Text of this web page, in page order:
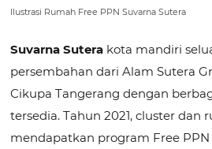
Ilustrasi Rumah Free PPN Suvarna Sutera
Suvarna Sutera kota mandiri
persembahan dari Alam Sutera
Cikupa Tangerang dengan
tersedia. Tahun 2021, cluster dan
mendapatkan program Free